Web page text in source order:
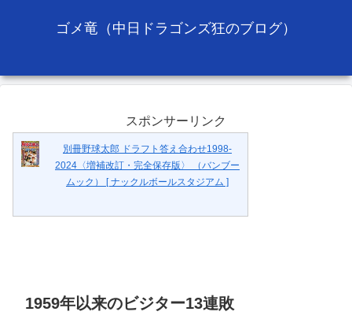
ゴメ竜（中日ドラゴンズ狂のブログ）
スポンサーリンク
別冊野球太郎 ドラフト答え合わせ1998-
2024〈増補改訂・完全保存版〉 （バンブー
ムック） [ ナックルボールスタジアム ]
1959年以来のビジター13連敗